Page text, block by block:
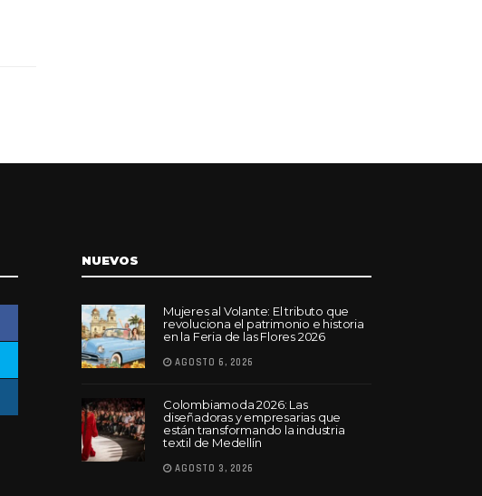
NUEVOS
Mujeres al Volante: El tributo que
revoluciona el patrimonio e historia
en la Feria de las Flores 2026
AGOSTO 6, 2026
Colombiamoda 2026: Las
diseñadoras y empresarias que
están transformando la industria
textil de Medellín
AGOSTO 3, 2026